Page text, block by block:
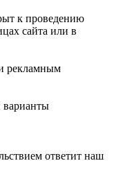
к проведению
сайта или в
рекламным
варианты
ответит наш